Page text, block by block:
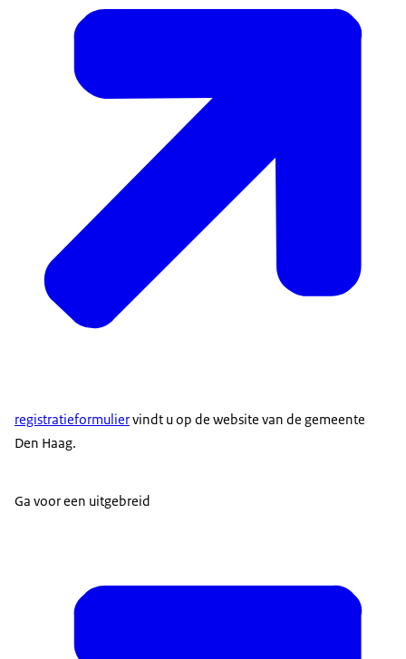
registratieformuliervindt u op de website van de gemeente
Den Haag.
Ga voor een uitgebreid